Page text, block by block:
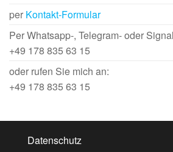
per Kontakt-Formular
Per Whatsapp-, Telegram- oder
+49 178 835 63 15
oder rufen Sie mich an:
+49 178 835 63 15
Datenschutz